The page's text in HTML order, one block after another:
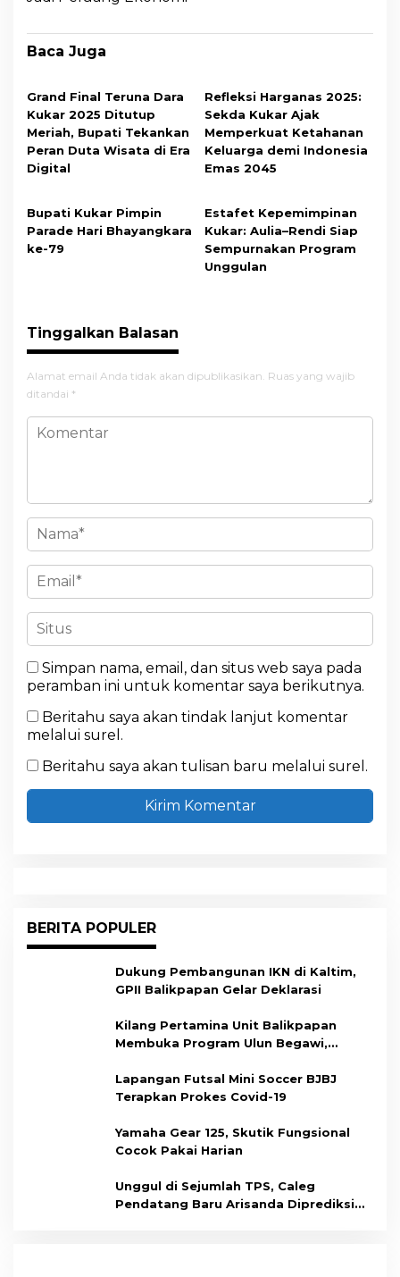
Baca Juga
Grand Final Teruna Dara
Kukar 2025 Ditutup
Meriah, Bupati Tekankan
Peran Duta Wisata di Era
Digital
Refleksi Harganas 2025:
Sekda Kukar Ajak
Memperkuat Ketahanan
Keluarga demi Indonesia
Emas 2045
Bupati Kukar Pimpin
Parade Hari Bhayangkara
ke-79
Estafet Kepemimpinan
Kukar: Aulia–Rendi Siap
Sempurnakan Program
Unggulan
Tinggalkan Balasan
Alamat email Anda tidak akan dipublikasikan. Ruas yang wajib
ditandai *
Simpan nama, email, dan situs web saya pada
peramban ini untuk komentar saya berikutnya.
Beritahu saya akan tindak lanjut komentar
melalui surel.
Beritahu saya akan tulisan baru melalui surel.
BERITA POPULER
Dukung Pembangunan IKN di Kaltim,
GPII Balikpapan Gelar Deklarasi
Kilang Pertamina Unit Balikpapan
Membuka Program Ulun Begawi,
Lapangan Futsal Mini Soccer BJBJ
Terapkan Prokes Covid-19
Yamaha Gear 125, Skutik Fungsional
Cocok Pakai Harian
Unggul di Sejumlah TPS, Caleg
Pendatang Baru Arisanda Diprediksi